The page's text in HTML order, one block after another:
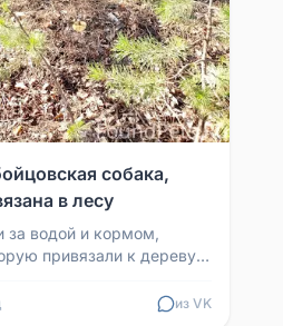
собака,
в лесу
за водой и кормом,
привязали к дереву в
в намо...
из VK